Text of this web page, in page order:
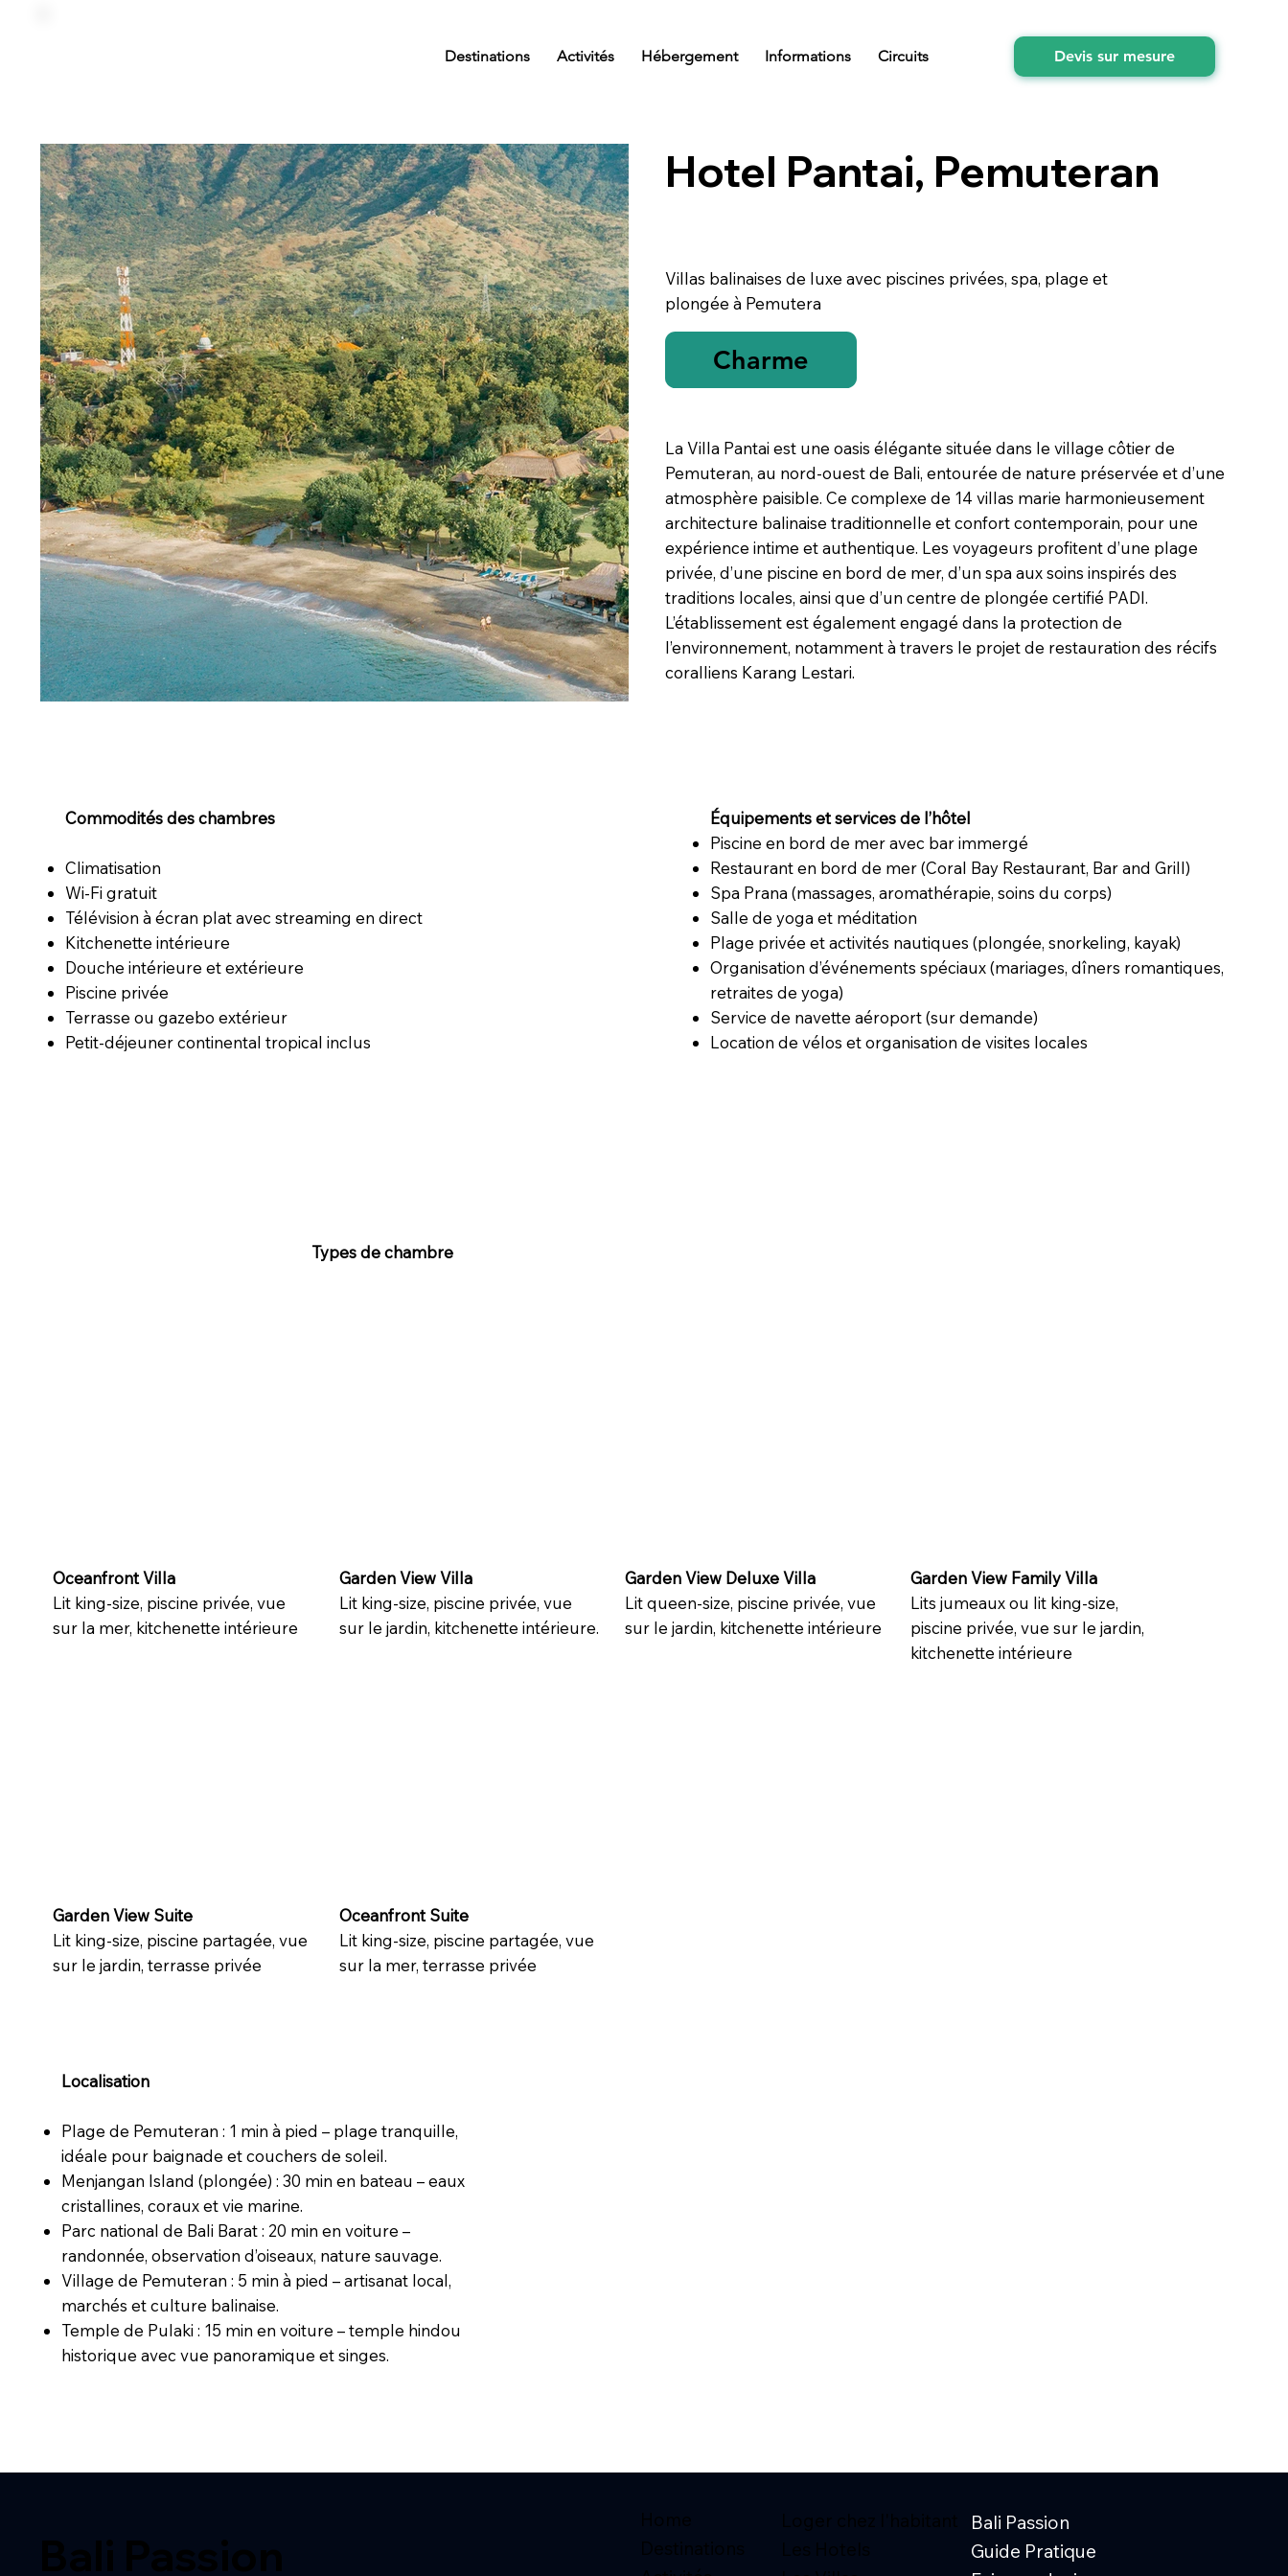
Destinations Activités Hébergement Informations Circuits Devis sur mesure
Hotel Pantai, Pemuteran
Villas balinaises de luxe avec piscines privées, spa, plage et
plongée à Pemutera
Charme
La Villa Pantai est une oasis élégante située dans le village côtier de
Pemuteran, au nord-ouest de Bali, entourée de nature préservée et d’une
atmosphère paisible. Ce complexe de 14 villas marie harmonieusement
architecture balinaise traditionnelle et confort contemporain, pour une
expérience intime et authentique. Les voyageurs profitent d’une plage
privée, d’une piscine en bord de mer, d’un spa aux soins inspirés des
traditions locales, ainsi que d’un centre de plongée certifié PADI.
L’établissement est également engagé dans la protection de
l’environnement, notamment à travers le projet de restauration des récifs
coralliens Karang Lestari.
Commodités des chambres
Climatisation
Wi-Fi gratuit
Télévision à écran plat avec streaming en direct
Kitchenette intérieure
Douche intérieure et extérieure
Piscine privée
Terrasse ou gazebo extérieur
Petit-déjeuner continental tropical inclus
Équipements et services de l’hôtel
Piscine en bord de mer avec bar immergé
Restaurant en bord de mer (Coral Bay Restaurant, Bar and Grill)
Spa Prana (massages, aromathérapie, soins du corps)
Salle de yoga et méditation
Plage privée et activités nautiques (plongée, snorkeling, kayak)
Organisation d’événements spéciaux (mariages, dîners romantiques,
retraites de yoga)
Service de navette aéroport (sur demande)
Location de vélos et organisation de visites locales
Types de chambre
Oceanfront Villa
Lit king-size, piscine privée, vue
sur la mer, kitchenette intérieure
Garden View Villa
Lit king-size, piscine privée, vue
sur le jardin, kitchenette intérieure.
Garden View Deluxe Villa
Lit queen-size, piscine privée, vue
sur le jardin, kitchenette intérieure
Garden View Family Villa
Lits jumeaux ou lit king-size,
piscine privée, vue sur le jardin,
kitchenette intérieure
Garden View Suite
Lit king-size, piscine partagée, vue
sur le jardin, terrasse privée
Oceanfront Suite
Lit king-size, piscine partagée, vue
sur la mer, terrasse privée
Localisation
Plage de Pemuteran : 1 min à pied – plage tranquille,
idéale pour baignade et couchers de soleil.
Menjangan Island (plongée) : 30 min en bateau – eaux
cristallines, coraux et vie marine.
Parc national de Bali Barat : 20 min en voiture –
randonnée, observation d’oiseaux, nature sauvage.
Village de Pemuteran : 5 min à pied – artisanat local,
marchés et culture balinaise.
Temple de Pulaki : 15 min en voiture – temple hindou
historique avec vue panoramique et singes.
Bali Passion
Guide Pratique